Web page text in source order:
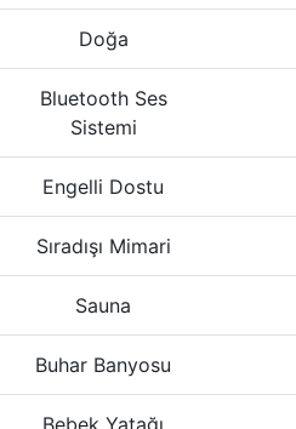
Doğa
Bluetooth Ses
Sistemi
Engelli Dostu
Sıradışı Mimari
Sauna
Buhar Banyosu